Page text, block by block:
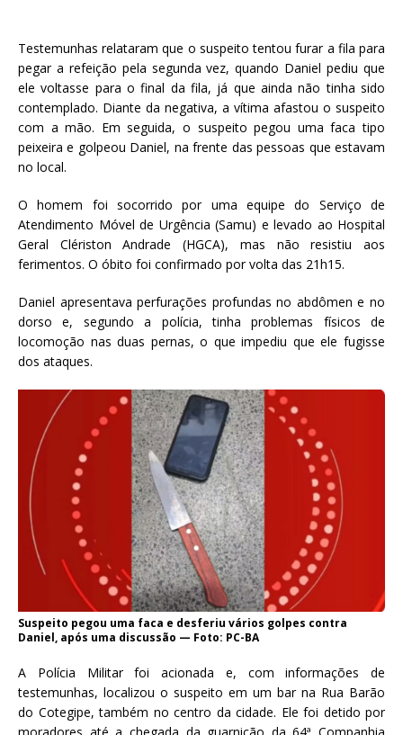
Testemunhas relataram que o suspeito tentou furar a fila para
pegar a refeição pela segunda vez, quando Daniel pediu que
ele voltasse para o final da fila, já que ainda não tinha sido
contemplado. Diante da negativa, a vítima afastou o suspeito
com a mão. Em seguida, o suspeito pegou uma faca tipo
peixeira e golpeou Daniel, na frente das pessoas que estavam
no local.
O homem foi socorrido por uma equipe do Serviço de
Atendimento Móvel de Urgência (Samu) e levado ao Hospital
Geral Clériston Andrade (HGCA), mas não resistiu aos
ferimentos. O óbito foi confirmado por volta das 21h15.
Daniel apresentava perfurações profundas no abdômen e no
dorso e, segundo a polícia, tinha problemas físicos de
locomoção nas duas pernas, o que impediu que ele fugisse
dos ataques.
Suspeito pegou uma faca e desferiu vários golpes contra
Daniel, após uma discussão — Foto: PC-BA
A Polícia Militar foi acionada e, com informações de
testemunhas, localizou o suspeito em um bar na Rua Barão
do Cotegipe, também no centro da cidade. Ele foi detido por